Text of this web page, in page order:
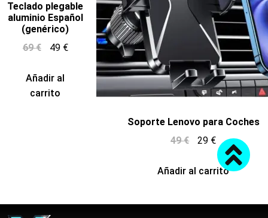
Teclado plegable
aluminio Español
(genérico)
69€ 49 €
Añadir al
carrito
Soporte Lenovo para Coches
49€ 29 €
Añadir al carrito